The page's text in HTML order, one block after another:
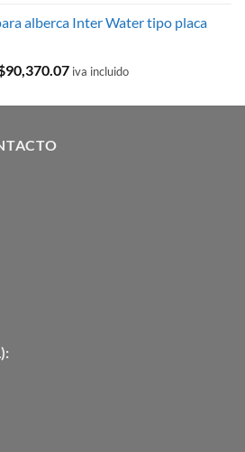
actual
$29,103.19.
alberca Inter Water tipo placa
90,370.07Rango
precios:
iva incluido